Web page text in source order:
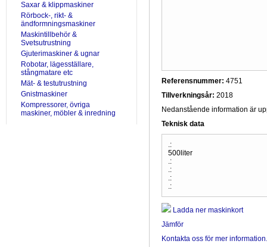
Saxar & klippmaskiner
Rörbock-, rikt- &
ändformningsmaskiner
Maskintillbehör &
Svetsutrustning
Gjuterimaskiner & ugnar
Robotar, lägesställare,
stångmatare etc
Mät- & testutrustning
Gnistmaskiner
Kompressorer, övriga
maskiner, möbler & inredning
Referensnummer: 4751
Tillverkningsår: 2018
Nedanstående information är
Teknisk data
.:
500liter
.:
.:
.:
.:
Ladda ner maskinkort
Jämför
Kontakta oss för mer information.